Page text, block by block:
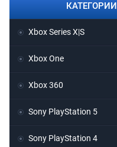
КАТЕГОРИИ
Xbox Series X|S
Xbox One
Xbox 360
Sony PlayStation 5
Sony PlayStation 4